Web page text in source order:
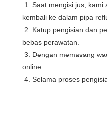
1. Saat mengisi jus, kami
kembali ke dalam pipa
bebas perawatan.
online.
4. Selama proses